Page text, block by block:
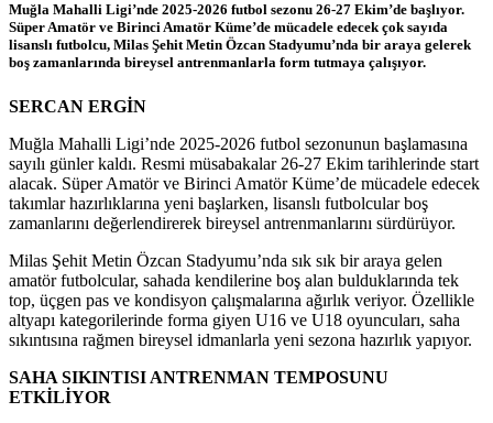
Muğla Mahalli Ligi’nde 2025-2026 futbol sezonu 26-27 Ekim’de başlıyor.
Süper Amatör ve Birinci Amatör Küme’de mücadele edecek çok sayıda
lisanslı futbolcu, Milas Şehit Metin Özcan Stadyumu’nda bir araya gelerek
boş zamanlarında bireysel antrenmanlarla form tutmaya çalışıyor.
SERCAN ERGİN
Muğla Mahalli Ligi’nde 2025-2026 futbol sezonunun başlamasına
sayılı günler kaldı. Resmi müsabakalar 26-27 Ekim tarihlerinde start
alacak. Süper Amatör ve Birinci Amatör Küme’de mücadele edecek
takımlar hazırlıklarına yeni başlarken, lisanslı futbolcular boş
zamanlarını değerlendirerek bireysel antrenmanlarını sürdürüyor.
Milas Şehit Metin Özcan Stadyumu’nda sık sık bir araya gelen
amatör futbolcular, sahada kendilerine boş alan bulduklarında tek
top, üçgen pas ve kondisyon çalışmalarına ağırlık veriyor. Özellikle
altyapı kategorilerinde forma giyen U16 ve U18 oyuncuları, saha
sıkıntısına rağmen bireysel idmanlarla yeni sezona hazırlık yapıyor.
SAHA SIKINTISI ANTRENMAN TEMPOSUNU
ETKİLİYOR